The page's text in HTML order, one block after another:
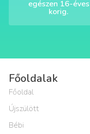
egészen 16-éves
korig.
Főoldalak
Főoldal
Újszülött
Bébi